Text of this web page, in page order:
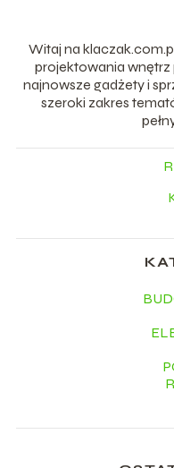
Witaj na
projektowania wnętrz
najnowsze gadżety i
szeroki zakres